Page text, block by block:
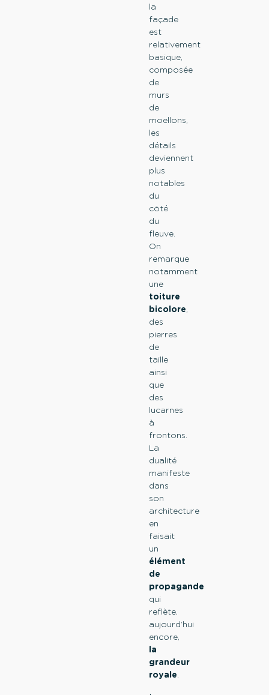
la
façade
est
relativement
basique,
composée
de
murs
de
moellons,
les
détails
deviennent
plus
notables
du
côté
du
fleuve.
On
remarque
notamment
une
toiture
bicolore,
des
pierres
de
taille
ainsi
que
des
lucarnes
à
frontons.
La
dualité
manifeste
dans
son
architecture
en
faisait
un
élément
de
propagande
qui
reflète,
aujourd’hui
encore,
la
grandeur
royale